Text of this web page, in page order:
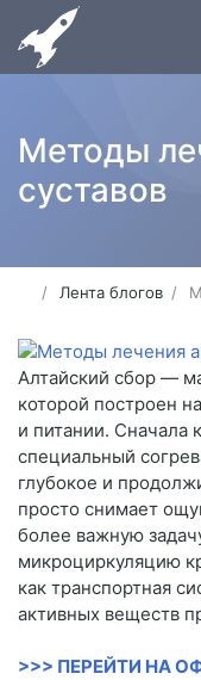
Методы
суставов
Лента блогов
Алтайский сбор —
которой построен
и питании. Сначала
специальный
глубокое и
просто снимает
более важную
микроциркуляцию
как транспортная
активных веществ
>>> ПЕРЕЙТИ НА